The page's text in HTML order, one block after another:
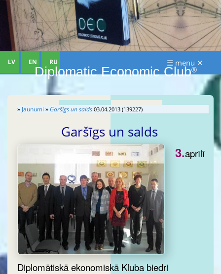
Diplomatic Economic Club®
LV EN RU ☰ menu ✕
» Jaunumi » Garšīgs un salds 03.04.2013 (139227)
Garšīgs un salds
3.aprīlī
Diplomātiskā ekonomiskā Kluba biedri